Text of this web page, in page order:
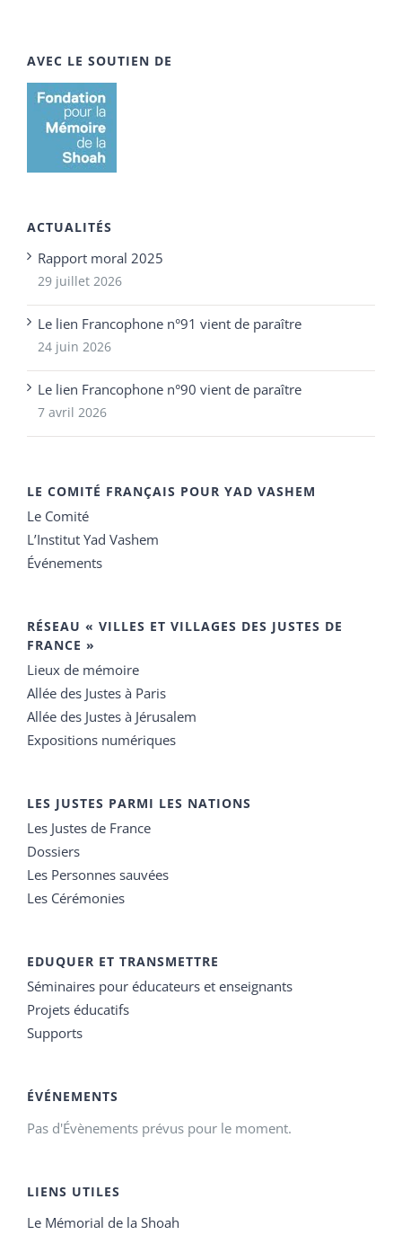
AVEC LE SOUTIEN DE
ACTUALITÉS
Rapport moral 2025
29 juillet 2026
Le lien Francophone n°91 vient de paraître
24 juin 2026
Le lien Francophone n°90 vient de paraître
7 avril 2026
LE COMITÉ FRANÇAIS POUR YAD VASHEM
Le Comité
L’Institut Yad Vashem
Événements
RÉSEAU « VILLES ET VILLAGES DES JUSTES DE
FRANCE »
Lieux de mémoire
Allée des Justes à Paris
Allée des Justes à Jérusalem
Expositions numériques
LES JUSTES PARMI LES NATIONS
Les Justes de France
Dossiers
Les Personnes sauvées
Les Cérémonies
EDUQUER ET TRANSMETTRE
Séminaires pour éducateurs et enseignants
Projets éducatifs
Supports
ÉVÉNEMENTS
Pas d'Évènements prévus pour le moment.
LIENS UTILES
Le Mémorial de la Shoah